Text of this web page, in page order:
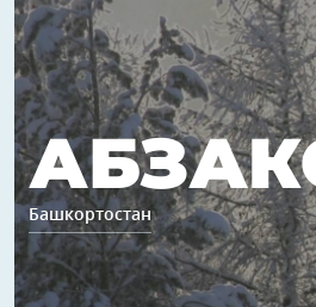
Башкортостан